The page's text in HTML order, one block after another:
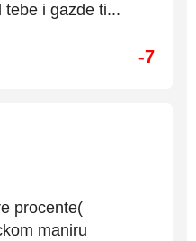
tebe i gazde ti...
-7
procente(
maniru